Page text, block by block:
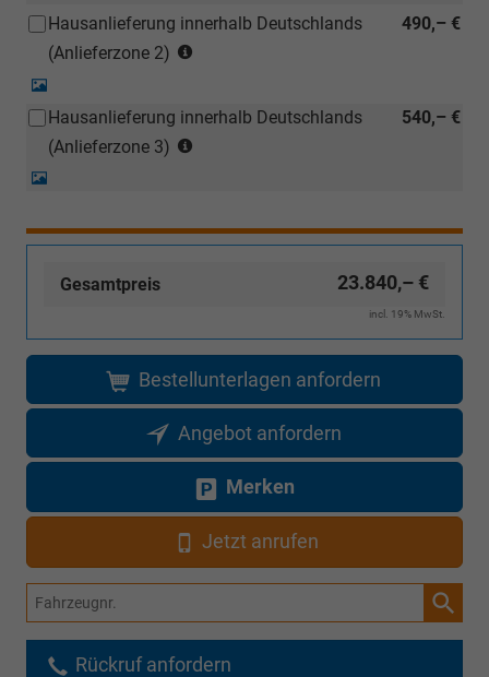
Händler
(ausgenommen
490,– €
Hausanlieferung innerhalb Deutschlands
(Anlieferzone 2)
(ausgenommen
540,– €
Hausanlieferung innerhalb Deutschlands
(Anlieferzone 3)
Inselanlieferungen)
Gesamtpreis 23.840,– €
incl. 19% MwSt.
Bestellunterlagen anfordern
Angebot anfordern
Merken
Jetzt anrufen
Fahrzeugnr.
Rückruf anfordern